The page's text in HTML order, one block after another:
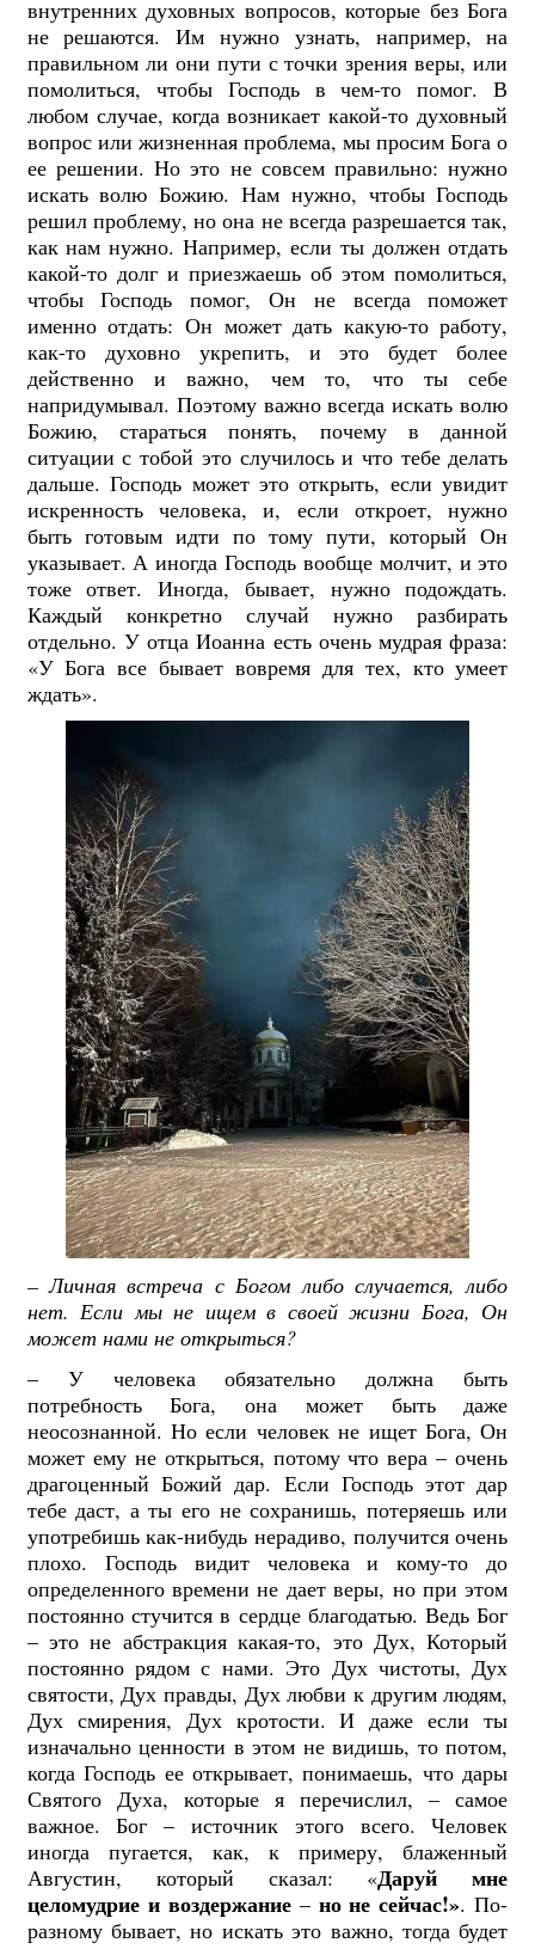
внутренних духовных вопросов, которые без Бога
не решаются. Им нужно узнать, например, на
правильном ли они пути с точки зрения веры, или
помолиться, чтобы Господь в чем-то помог. В
любом случае, когда возникает какой-то духовный
вопрос или жизненная проблема, мы просим Бога о
ее решении. Но это не совсем правильно: нужно
искать волю Божию. Нам нужно, чтобы Господь
решил проблему, но она не всегда разрешается так,
как нам нужно. Например, если ты должен отдать
какой-то долг и приезжаешь об этом помолиться,
чтобы Господь помог, Он не всегда поможет
именно отдать: Он может дать какую-то работу,
как-то духовно укрепить, и это будет более
действенно и важно, чем то, что ты себе
напридумывал. Поэтому важно всегда искать волю
Божию, стараться понять, почему в данной
ситуации с тобой это случилось и что тебе делать
дальше. Господь может это открыть, если увидит
искренность человека, и, если откроет, нужно
быть готовым идти по тому пути, который Он
указывает. А иногда Господь вообще молчит, и это
тоже ответ. Иногда, бывает, нужно подождать.
Каждый конкретно случай нужно разбирать
отдельно. У отца Иоанна есть очень мудрая фраза:
«У Бога все бывает вовремя для тех, кто умеет
ждать».
–Личная встреча с Богом либо случается, либо
нет. Если мы не ищем в своей жизни Бога, Он
может нами не открыться?
– У человека обязательно должна быть
потребность Бога, она может быть даже
неосознанной. Но если человек не ищет Бога, Он
может ему не открыться, потому что вера – очень
драгоценный Божий дар. Если Господь этот дар
тебе даст, а ты его не сохранишь, потеряешь или
употребишь как-нибудь нерадиво, получится очень
плохо. Господь видит человека и кому-то до
определенного времени не дает веры, но при этом
постоянно стучится в сердце благодатью. Ведь Бог
– это не абстракция какая-то, это Дух, Который
постоянно рядом с нами. Это Дух чистоты, Дух
святости, Дух правды, Дух любви к другим людям,
Дух смирения, Дух кротости. И даже если ты
изначально ценности в этом не видишь, то потом,
когда Господь ее открывает, понимаешь, что дары
Святого Духа, которые я перечислил, – самое
важное. Бог – источник этого всего. Человек
иногда пугается, как, к примеру, блаженный
Августин, который сказал: «Даруй мне
целомудрие и воздержание – но не сейчас!». По-
разному бывает, но искать это важно, тогда будет